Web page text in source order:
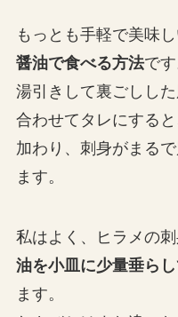
もっとも手軽で美味し
醤油で食べる方法です
湯引きして裏ごしし
合わせてタレにすると
加わり、刺身がまる
ます。
私はよく、ヒラメの
油を小皿に少量垂ら
ます。